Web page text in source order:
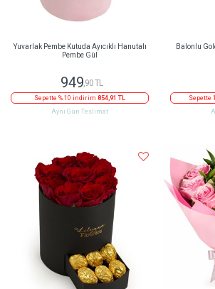
Yuvarlak Pembe Kutuda Ayıcıklı Hanutalı
Pembe Gül
949,90 TL
Sepette % 10 indirim 854,91 TL
Aynı Gün Teslimat
Balonlu
Sepette